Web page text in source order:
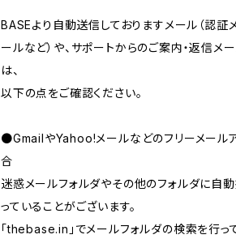
BASEより自動送信しておりますメール（認証
ールなど）や、サポートからのご案内・返信メ
は、
以下の点をご確認ください。
●GmailやYahoo!メールなどのフリーメール
合
迷惑メールフォルダやその他のフォルダに自
っていることがございます。
「thebase.in」でメールフォルダの検索を行っ